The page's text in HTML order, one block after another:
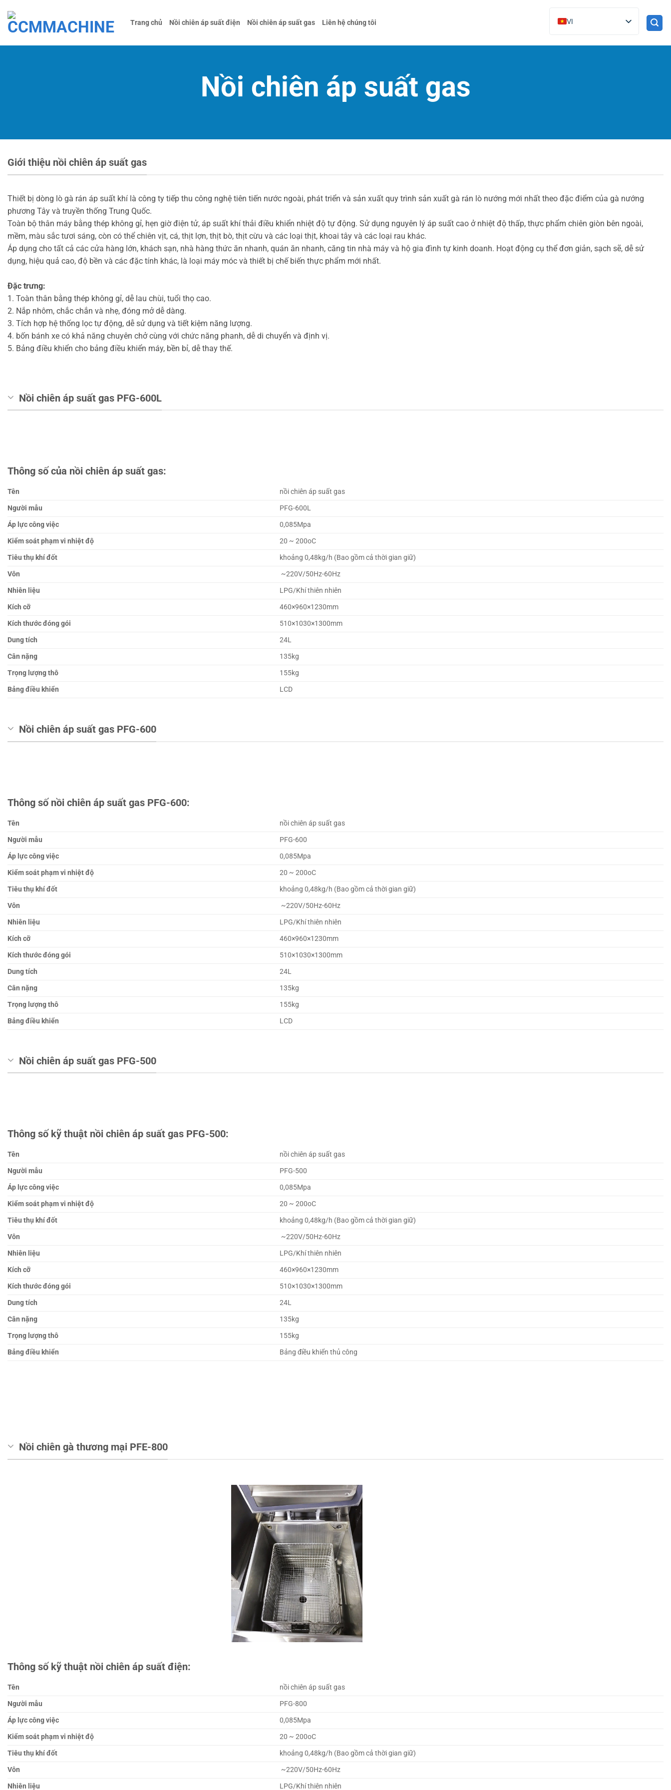
qua
nội
dung
Trang chủ Nồi chiên áp suất điện Nồi chiên áp suất gas Liên hệ chúng tôi VI
Nồi chiên áp suất gas
Giới thiệu nồi chiên áp suất gas
Thiết bị dòng lò gà rán áp suất khí là công ty tiếp thu công nghệ tiên tiến nước ngoài, phát triển và sản xuất quy trình sản xuất gà rán lò nướng mới nhất theo đặc điểm của gà nướng
phương Tây và truyền thống Trung Quốc.
Toàn bộ thân máy bằng thép không gỉ, hẹn giờ điện tử, áp suất khí thải điều khiển nhiệt độ tự động. Sử dụng nguyên lý áp suất cao ở nhiệt độ thấp, thực phẩm chiên giòn bên ngoài,
mềm, màu sắc tươi sáng, còn có thể chiên vịt, cá, thịt lợn, thịt bò, thịt cừu và các loại thịt, khoai tây và các loại rau khác.
Áp dụng cho tất cả các cửa hàng lớn, khách sạn, nhà hàng thức ăn nhanh, quán ăn nhanh, căng tin nhà máy và hộ gia đình tự kinh doanh. Hoạt động cụ thể đơn giản, sạch sẽ, dễ sử
dụng, hiệu quả cao, độ bền và các đặc tính khác, là loại máy móc và thiết bị chế biến thực phẩm mới nhất.
Đặc trưng:
1. Toàn thân bằng thép không gỉ, dễ lau chùi, tuổi thọ cao.
2. Nắp nhôm, chắc chắn và nhẹ, đóng mở dễ dàng.
3. Tích hợp hệ thống lọc tự động, dễ sử dụng và tiết kiệm năng lượng.
4. bốn bánh xe có khả năng chuyên chở cùng với chức năng phanh, dễ di chuyển và định vị.
5. Bảng điều khiển cho bảng điều khiển máy, bền bỉ, dễ thay thế.
Nồi chiên áp suất gas PFG-600L
Thông số của nồi chiên áp suất gas:
Tên
nồi chiên áp suất gas
Người mẫu
PFG-600L
Áp lực công việc
0,085Mpa
Kiểm soát phạm vi nhiệt độ
20 ~ 200oC
Tiêu thụ khí đốt
khoảng 0,48kg/h (Bao gồm cả thời gian giữ)
Vôn
~220V/50Hz-60Hz
Nhiên liệu
LPG/Khí thiên nhiên
Kích cỡ
460×960×1230mm
Kích thước đóng gói
510×1030×1300mm
Dung tích
24L
Cân nặng
135kg
Trọng lượng thô
155kg
Bảng điều khiển
LCD
Nồi chiên áp suất gas PFG-600
Thông số nồi chiên áp suất gas PFG-600:
Tên
nồi chiên áp suất gas
Người mẫu
PFG-600
Áp lực công việc
0,085Mpa
Kiểm soát phạm vi nhiệt độ
20 ~ 200oC
Tiêu thụ khí đốt
khoảng 0,48kg/h (Bao gồm cả thời gian giữ)
Vôn
~220V/50Hz-60Hz
Nhiên liệu
LPG/Khí thiên nhiên
Kích cỡ
460×960×1230mm
Kích thước đóng gói
510×1030×1300mm
Dung tích
24L
Cân nặng
135kg
Trọng lượng thô
155kg
Bảng điều khiển
LCD
Nồi chiên áp suất gas PFG-500
Thông số kỹ thuật nồi chiên áp suất gas PFG-500:
Tên
nồi chiên áp suất gas
Người mẫu
PFG-500
Áp lực công việc
0,085Mpa
Kiểm soát phạm vi nhiệt độ
20 ~ 200oC
Tiêu thụ khí đốt
khoảng 0,48kg/h (Bao gồm cả thời gian giữ)
Vôn
~220V/50Hz-60Hz
Nhiên liệu
LPG/Khí thiên nhiên
Kích cỡ
460×960×1230mm
Kích thước đóng gói
510×1030×1300mm
Dung tích
24L
Cân nặng
135kg
Trọng lượng thô
155kg
Bảng điều khiển
Bảng điều khiển thủ công
Nồi chiên gà thương mại PFE-800
Thông số kỹ thuật nồi chiên áp suất điện:
Tên
nồi chiên áp suất gas
Người mẫu
PFG-800
Áp lực công việc
0,085Mpa
Kiểm soát phạm vi nhiệt độ
20 ~ 200oC
Tiêu thụ khí đốt
khoảng 0,48kg/h (Bao gồm cả thời gian giữ)
Vôn
~220V/50Hz-60Hz
Nhiên liệu
LPG/Khí thiên nhiên